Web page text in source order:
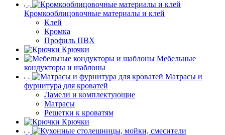
Кромкооблицовочные материалы и клей
Клей
Кромка
Профиль ПВХ
Крючки
Мебельные
кондукторы и шаблоны
Матрасы и
фурнитура для кроватей
Ламели и комплектующие
Матрасы
Решетки к кроватям
Крючки